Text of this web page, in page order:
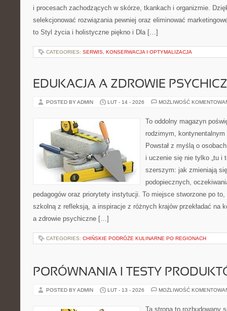
i procesach zachodzących w skórze, tkankach i organizmie.
selekcjonować rozwiązania pewniej oraz eliminować
to Styl życia i holistyczne piękno i Dla […]
CATEGORIES: SERWIS, KONSERWACJA I OPTYMALIZACJA
EDUKACJA A ZDROWIE
POSTED BY ADMIN LUT - 14 - 2026 MOŻLIWOŚĆ
To oddolny magazyn
rodzimym,
Powstał z myślą o
i uczenie się nie tylko „tu i
szerszym: jak zmieniają
podopiecznych,
pedagogów oraz priorytety instytucji. To miejsce stworzone po
szkolną z refleksją, a inspiracje z różnych krajów przekładać na
a zdrowie psychiczne […]
CATEGORIES: CHIŃSKIE PODRÓŻE KULINARNE PO REGIONACH
PORÓWNANIA I TESTY
POSTED BY ADMIN LUT - 13 - 2026 MOŻLIWOŚĆ
Ta strona to rozbudowany